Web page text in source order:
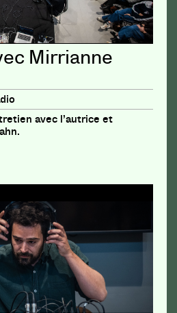
Mirrianne
avec l’autrice et